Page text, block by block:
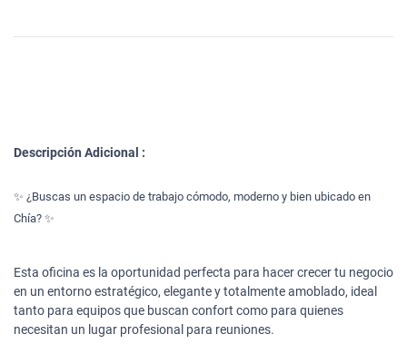
Descripción Adicional :
✨ ¿Buscas un espacio de trabajo cómodo, moderno y bien ubicado en
Chía? ✨
Esta oficina es la oportunidad perfecta para hacer crecer tu negocio
en un entorno estratégico, elegante y totalmente amoblado, ideal
tanto para equipos que buscan confort como para quienes
necesitan un lugar profesional para reuniones.